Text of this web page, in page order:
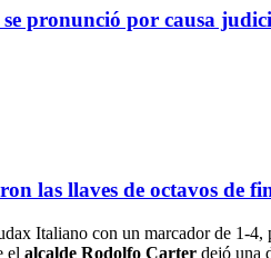
se pronunció por causa
las llaves de octavos de
Italiano con un marcador de 1-
el alcalde Rodolfo Carter dejó una